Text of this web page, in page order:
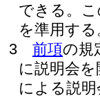
できる。
を準用する
3
前項の規
に説明会
による説